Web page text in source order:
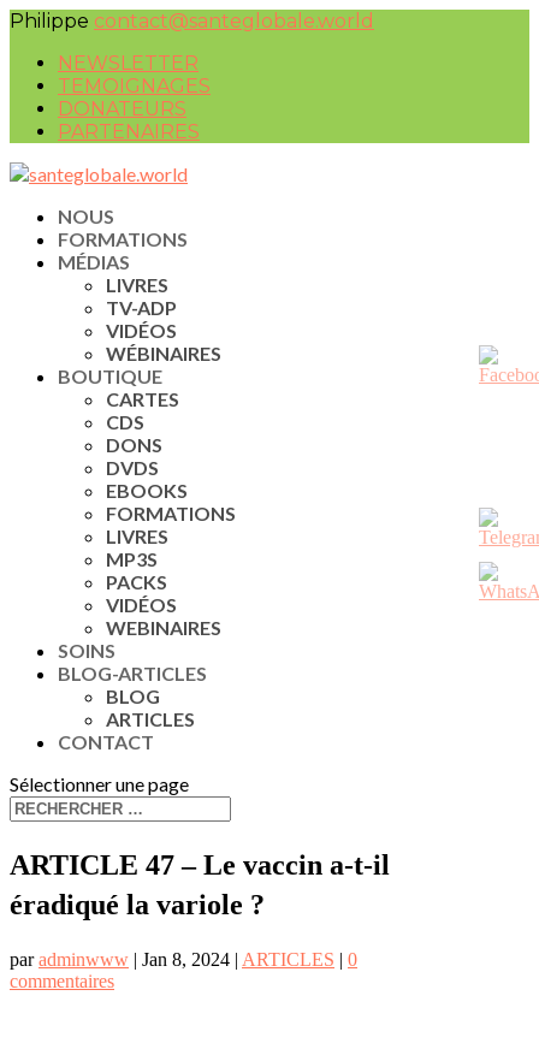
Philippe contact@santeglobale.world
NEWSLETTER
TEMOIGNAGES
DONATEURS
PARTENAIRES
NOUS
FORMATIONS
MÉDIAS
LIVRES
TV-ADP
VIDÉOS
WÉBINAIRES
BOUTIQUE
CARTES
CDS
DONS
DVDS
EBOOKS
FORMATIONS
LIVRES
MP3S
PACKS
VIDÉOS
WEBINAIRES
SOINS
BLOG-ARTICLES
BLOG
ARTICLES
CONTACT
Sélectionner une page
ARTICLE 47 – Le vaccin a-t-il
éradiqué la variole ?
paradminwww | Jan 8, 2024 | ARTICLES | 0
commentaires